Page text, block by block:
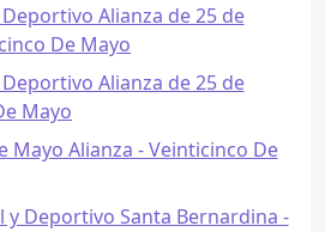
Alianza de 25 de
De Mayo
Alianza de 25 de
Mayo
Mayo Alianza - Veinticinco De
y Deportivo Santa Bernardina -